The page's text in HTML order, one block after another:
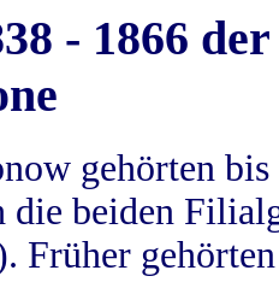
- 1866
gehörten
die beiden
Früher